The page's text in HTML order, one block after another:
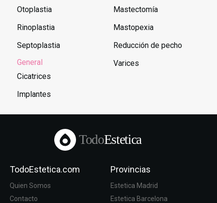
Otoplastia
Rinoplastia
Septoplastia
General
Cicatrices
Implantes
Mastectomía
Mastopexia
Reducción de pecho
Varices
TodoEstetica
TodoEstetica.com
Quien Somos
Contacto
Provincias
Estetica Madrid
Estetica Barcelona